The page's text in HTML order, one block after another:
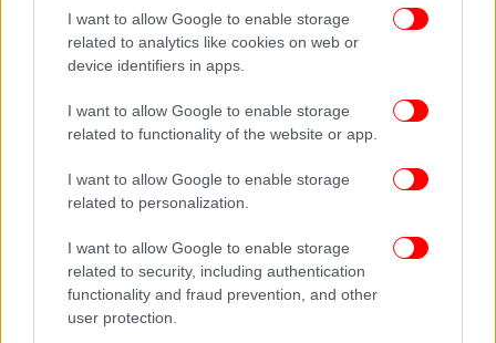
I want to allow Google to enable storage
related to analytics like cookies on web or
device identifiers in apps.
I want to allow Google to enable storage
related to functionality of the website or app.
I want to allow Google to enable storage
related to personalization.
I want to allow Google to enable storage
related to security, including authentication
functionality and fraud prevention, and other
user protection.
ΕΛΛΑΔΑ 11/03/2026 12:08
Έρευνα Marc για τα fake news: Το 53,1% των
αποδείχθηκαν ψευδείς -Τι μέτρα ζητούν